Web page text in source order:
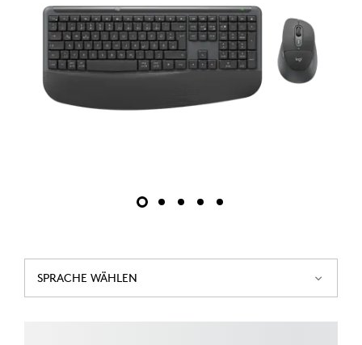
SPRACHE WÄHLEN